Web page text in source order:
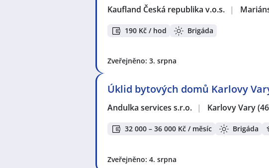
Kaufland Česká republika v.o.s. |
190 Kč / hod Brigáda
Zveřejněno: 3. srpna
Úklid bytových domů Karlovy
Andulka services s.r.o. | Karlovy Vary
32 000 – 36 000 Kč / měsíc Brigáda
Zveřejněno: 4. srpna